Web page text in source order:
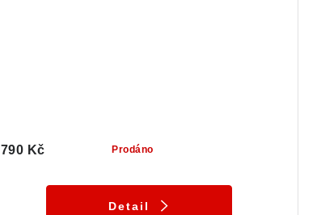
Prodáno
790 Kč
Detail